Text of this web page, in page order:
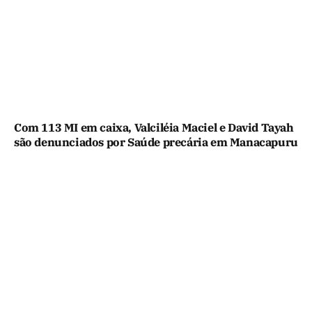
Com 113 MI em caixa, Valciléia Maciel e David Tayah
são denunciados por Saúde precária em Manacapuru